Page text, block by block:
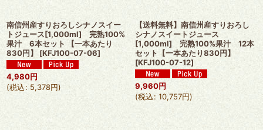
南信州産すりおろしシナノスイー
トジュース[1,000ml] 完熟100%
果汁 6本セット 【一本あたり
830円】
[KFJ100-07-06]
4,980円
(税込: 5,378円)
【送料無料】南信州産すりおろし
シナノスイートジュース
[1,000ml] 完熟100%果汁 12本
セット【一本あたり830円】
[KFJ100-07-12]
9,960円
(税込: 10,757円)